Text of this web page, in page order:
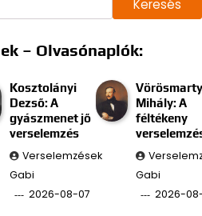
Keresés
– Olvasónaplók:
Kosztolányi
Dezső: A
gyászmenet jő
verselemzés
Verselemzések
Gabi
2026-08-07
Vörösmarty
Mihály: A
féltékeny
Gabi
2026-